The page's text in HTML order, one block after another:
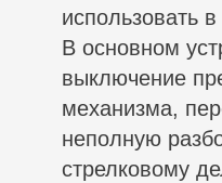
использовать
В основном
выключение
механизма,
неполную
стрелковому